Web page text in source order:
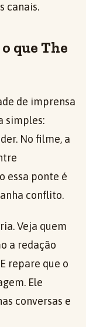
canais.
que The
de imprensa
simples:
No filme, a
essa ponte é
conflito.
Veja quem
a redação
repare que o
Ele
conversas e